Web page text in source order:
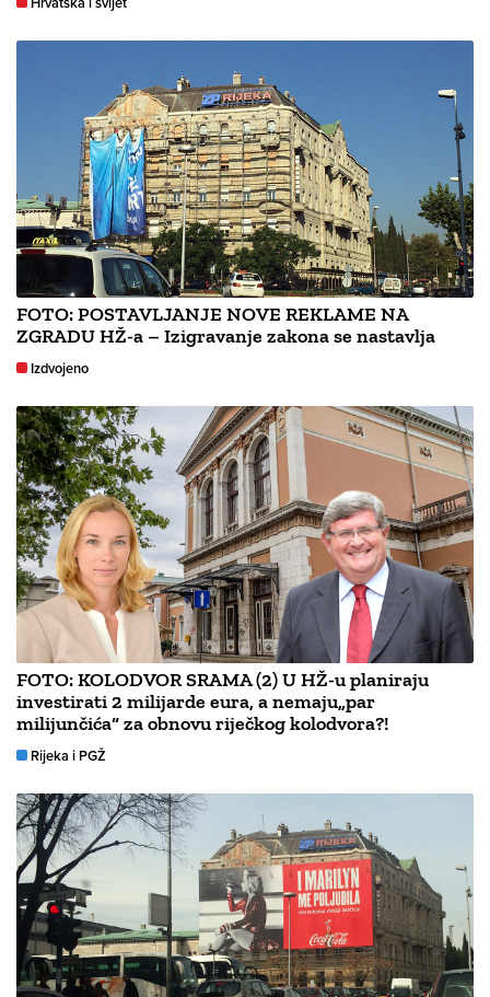
FOTO: POSTAVLJANJE NOVE REKLAME NA
ZGRADU HŽ-a – Izigravanje zakona se nastavlja
Izdvojeno
FOTO: KOLODVOR SRAMA (2) U HŽ-u planiraju
investirati 2 milijarde eura, a nemaju„par
milijunčića“ za obnovu riječkog kolodvora?!
Rijeka i PGŽ